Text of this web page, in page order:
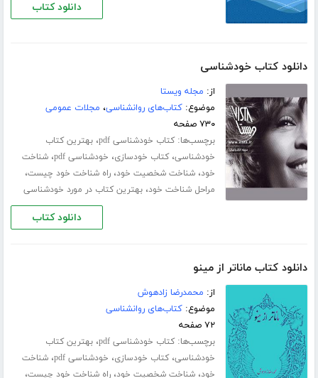
دانلود کتاب
دانلود کتاب خودشناسی
از: مجله ویستا
موضوع:کتاب‌های روانشناسی، مجلات عمومی
۷۳۰ صفحه
برچسب‌ها:کتاب خودشناسی pdf ،بهترین کتاب
خودشناسی،کتاب خودسازی، خودشناسی pdf ،شناخت
خود،شناخت شخصیت خود،راه شناخت خود چیست،
مراحل شناخت خود،بهترین کتاب در مورد خودشناسی
دانلود کتاب
دانلود کتاب ماناتر از مینو
از: محمدرضا زادهوش
موضوع:کتاب‌های روانشناسی
۷۲ صفحه
برچسب‌ها:کتاب خودشناسی pdf ،بهترین کتاب
خودشناسی،کتاب خودسازی، خودشناسی pdf ،شناخت
خود،شناخت شخصیت خود،راه شناخت خود چیست،